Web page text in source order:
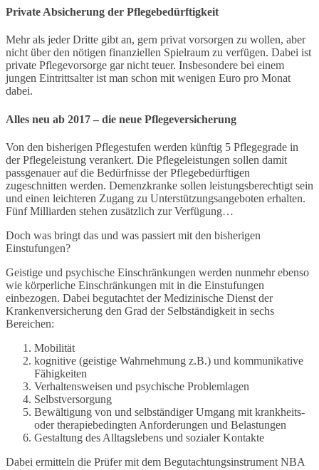
Private Absicherung der Pflegebedürftigkeit
Mehr als jeder Dritte gibt an, gern privat vorsorgen zu wollen, aber
nicht über den nötigen finanziellen Spielraum zu verfügen. Dabei ist
private Pflegevorsorge gar nicht teuer. Insbesondere bei einem
jungen Eintrittsalter ist man schon mit wenigen Euro pro Monat
dabei.
Alles neu ab 2017 – die neue Pflegeversicherung
Von den bisherigen Pflegestufen werden künftig 5 Pflegegrade in
der Pflegeleistung verankert. Die Pflegeleistungen sollen damit
passgenauer auf die Bedürfnisse der Pflegebedürftigen
zugeschnitten werden. Demenzkranke sollen leistungsberechtigt sein
und einen leichteren Zugang zu Unterstützungsangeboten erhalten.
Fünf Milliarden stehen zusätzlich zur Verfügung…
Doch was bringt das und was passiert mit den bisherigen
Einstufungen?
Geistige und psychische Einschränkungen werden nunmehr ebenso
wie körperliche Einschränkungen mit in die Einstufungen
einbezogen. Dabei begutachtet der Medizinische Dienst der
Krankenversicherung den Grad der Selbständigkeit in sechs
Bereichen:
Mobilität
kognitive (geistige Wahrnehmung z.B.) und kommunikative
Fähigkeiten
Verhaltensweisen und psychische Problemlagen
Selbstversorgung
Bewältigung von und selbständiger Umgang mit krankheits-
oder therapiebedingten Anforderungen und Belastungen
Gestaltung des Alltagslebens und sozialer Kontakte
Dabei ermitteln die Prüfer mit dem Begutachtungsinstrument NBA